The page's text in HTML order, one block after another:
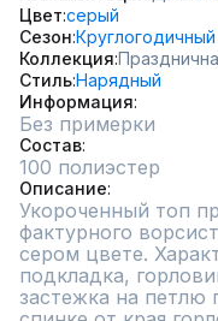
Цвет серый
Сезон Круглогодичный
Коллекция
СтильНарядный
Информация
Без примерки
Состав
100 полиэстер
Описание
Укороченный топ
фактурного
сером цвете.
подкладка,
застежка на петлю